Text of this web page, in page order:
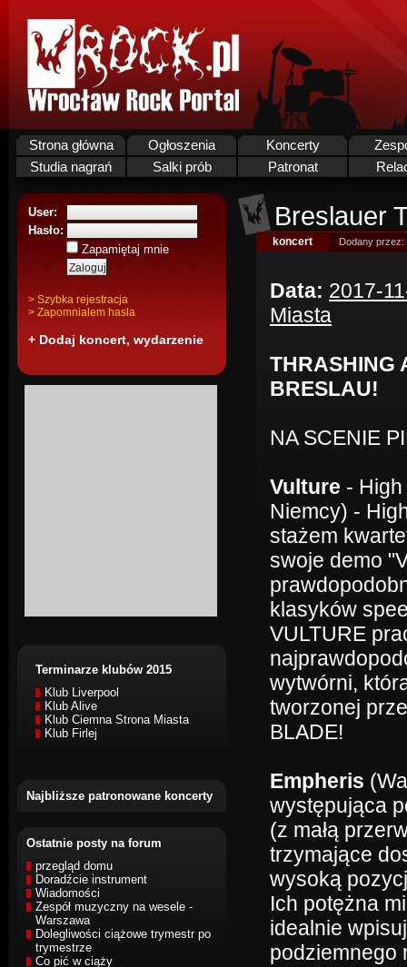
Strona główna Ogłoszenia Koncerty
Studia nagrań
Salki prób Patronat
User:
Hasło:
Zapamiętaj mnie
> Szybka rejestracja
> Zapomnialem hasla
+ Dodaj koncert, wydarzenie
Terminarze klubów 2015
Klub Liverpool
Klub Alive
Klub Ciemna Strona Miasta
Klub Firlej
Najbliższe patronowane koncerty
Ostatnie posty na forum
przegląd domu
Doradźcie instrument
Wiadomości
Zespół muzyczny na wesele -
Warszawa
Dolegliwości ciążowe trymestr po
trymestrze
Co pić w ciąży
Breslauer
koncert Dodany przez:
Data: 2017-
Miasta
THRASHING
BRESLAU!
NA SCENIE
Vulture -
Niemcy) -
stażem
swoje demo
klasyków
VULTURE
wytwórni,
tworzonej
BLADE!
Empheris
występująca
(z małą
trzymające
wysoką
Ich potężna
idealnie
podziemnego